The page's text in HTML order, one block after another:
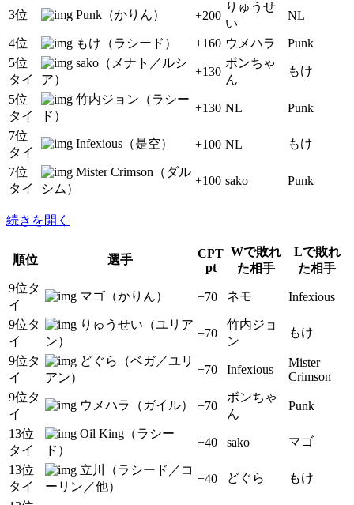
3位 Punk（かりん） +200
りゅうせ
い
NL
4位 もけ（ラシード） +160 ウメハラ
Punk
5位
タイ
sako（メナト／ルシ
ア）
+130
ボンちゃ
ん
もけ
5位
タイ
竹内ジョン（ラシー
ド）
+130 NL Punk
7位
タイ
Infexious（是空） +100 NL もけ
7位
タイ
Mister Crimson（ダル
シム）
+100 sako Punk
続きを開く
順位 選手
CPT
pt
Wで敗れ
た相手
Lで敗れ
た相手
9位タ
イ
マゴ（かりん） +70 ネモ Infexious
9位タ
イ
りゅうせい（ユリア
ン）
+70
竹内ジョ
ン
もけ
9位タ
イ
どぐら（ベガ／ユリ
アン）
+70 Infexious
Mister
Crimson
9位タ
イ
ウメハラ（ガイル） +70
ボンちゃ
ん
Punk
13位
タイ
Oil King（ラシー
ド）
+40 sako マゴ
13位
タイ
立川（ラシード／コ
ーリン／他）
+40 どぐら もけ